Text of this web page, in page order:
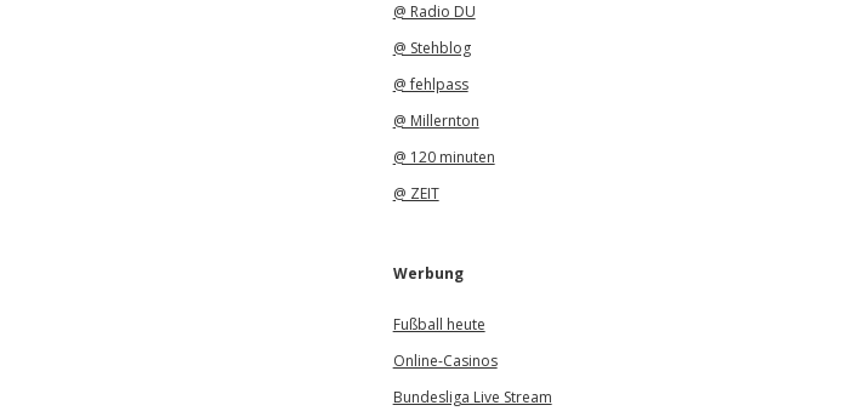
@ Radio DU
@ Stehblog
@ fehlpass
@ Millernton
@ 120 minuten
@ ZEIT
Werbung
Fußball heute
Online-Casinos
Bundesliga Live Stream